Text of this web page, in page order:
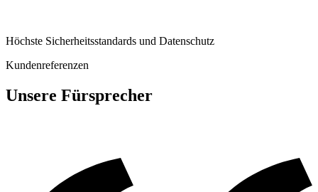
Höchste Sicherheitsstandards und Datenschutz
Kundenreferenzen
Unsere Fürsprecher